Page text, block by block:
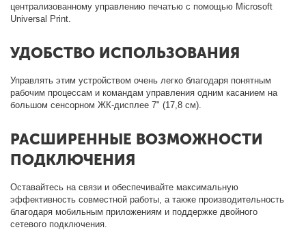
централизованному управлению печатью с помощью Microsoft
Universal Print.
УДОБСТВО ИСПОЛЬЗОВАНИЯ
Управлять этим устройством очень легко благодаря понятным
рабочим процессам и командам управления одним касанием на
большом сенсорном ЖК-дисплее 7" (17,8 см).
РАСШИРЕННЫЕ ВОЗМОЖНОСТИ
ПОДКЛЮЧЕНИЯ
Оставайтесь на связи и обеспечивайте максимальную
эффективность совместной работы, а также производительность
благодаря мобильным приложениям и поддержке двойного
сетевого подключения.